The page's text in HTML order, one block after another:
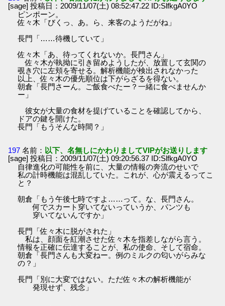
[sage] 投稿日：2009/11/07(土) 08:52:47.22 ID:SlfkgA0YO
ピンポーン。
佐々木「びくっ、あ。ら、来客のようだがね」
長門「……待機していて」
佐々木「あ、待ってくれないか。長門さん」
佐々木が執拗に引き留めようしたが、放置して玄関の
覗き穴に左頬を寄せる。解析機能が検出されなかった
以上、佐々木の優先順位は下がらざるを得ない。
朝倉「長門さーん。ご飯食べたー？一緒に食べませんか
ー」
彼女が大量の食材を提げていることを確認してから、
ドアの鍵を開けた。
長門「もうそんな時間？」
197 名前： 以下、名無しにかわりましてVIPがお送りします
[sage] 投稿日：2009/11/07(土) 09:20:56.37 ID:SlfkgA0YO
自律進化の可能性を前に、大量の情報の奔流のせいで
私の計時機能は混乱していた。これが、心が震えるってこ
と？
朝倉「もう午後七時ですよ……って。な、長門さん。
何でスカート穿いてないっていうか、パンツも
穿いてないんですか」
長門「佐々木に脱がされた」
私は、顔面を紅潮させた佐々木を指差しながら言う。
情報を正確に伝達することが、私の使命、そして宿命。
朝倉「長門さんも大変ねー。例のミルクの匂いがらみな
の？」
長門「別に大変ではない。ただ佐々木の解析機能が
発現せず、残念」